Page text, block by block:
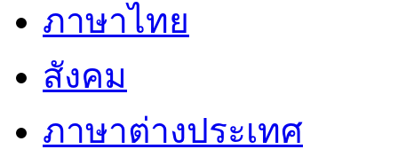
ภาษาไทย
สังคม
ภาษาต่างประเทศ